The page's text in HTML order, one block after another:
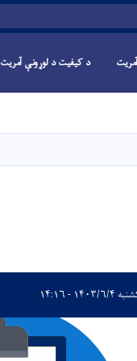
د کیفیت د لوړونې آمریت
۶/۴ - ۱۴:۱۶